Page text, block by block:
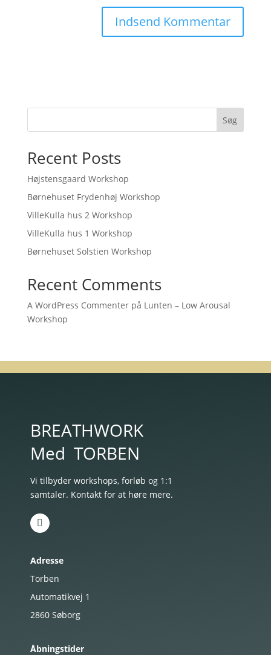
Søg
Recent Posts
Højstensgaard Workshop
Børnehuset Frydenhøj Workshop
VilleKulla hus 2 Workshop
VilleKulla hus 1 Workshop
Børnehuset Solstien Workshop
Recent Comments
A WordPress Commenterpå Lunten – Low Arousal
Workshop
BREATHWORK
Med TORBEN
Vi tilbyder workshops, forløb og 1:1
samtaler. Kontakt for at høre mere.
Adresse
Torben
Automatikvej 1
2860 Søborg
Åbningstider